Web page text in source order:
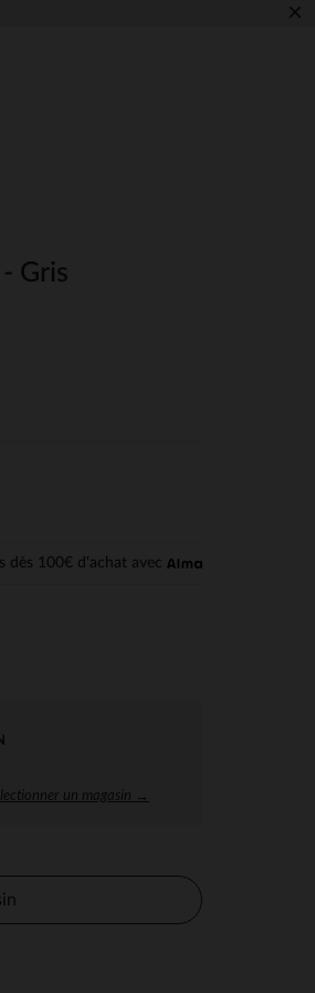
×
Gris
dès 100€ d'achat avec
un magasin →